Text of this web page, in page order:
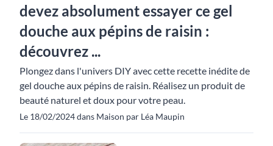
devez absolument essayer ce gel
douche aux pépins de raisin :
découvrez ...
Plongez dans l'univers DIY avec cette recette inédite de
gel douche aux pépins de raisin. Réalisez un produit de
beauté naturel et doux pour votre peau.
Le 18/02/2024 dans Maison par Léa Maupin